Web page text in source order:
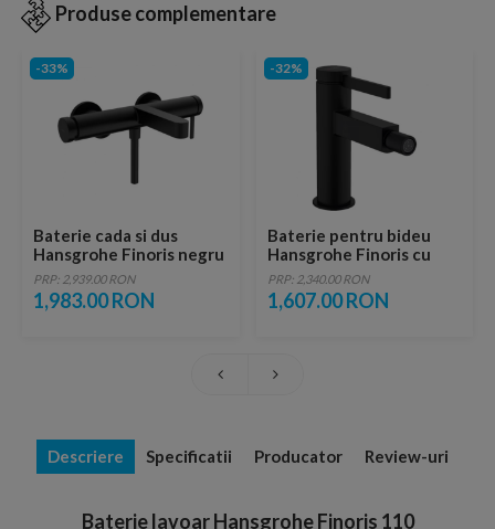
Produse complementare
-33%
Baterie cada si dus
Hansgrohe Finoris negru
mat monocomanda
PRP: 2,939.00 RON
1,983.00 RON
-32%
Baterie pentru bideu
Hansgrohe Finoris cu
ventil Pop-Up negru mat
PRP: 2,340.00 RON
1,607.00 RON
Descriere Specificatii Producator Review-uri
Baterie lavoar Hansgrohe Finoris 110